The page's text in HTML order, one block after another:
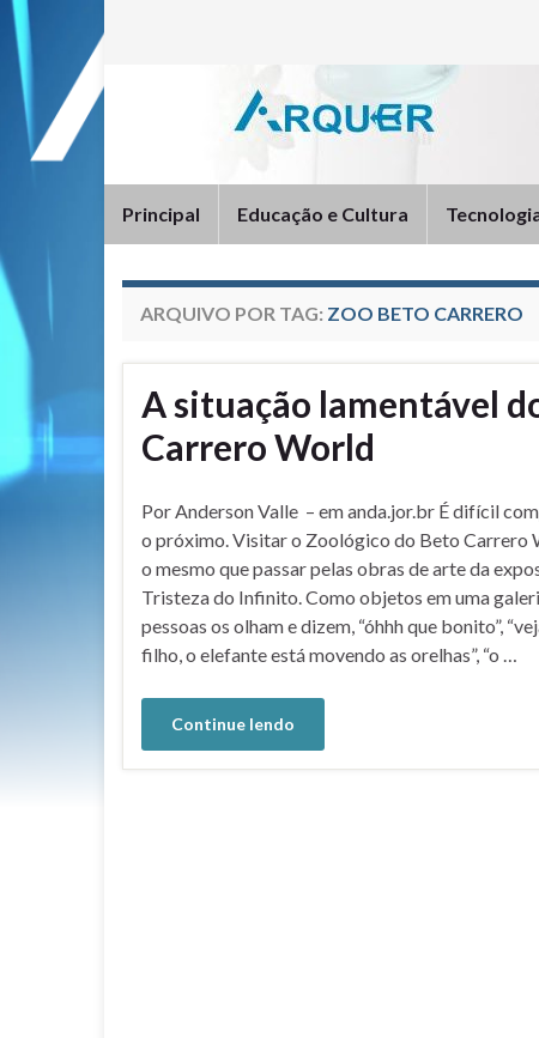
Principal Educação e Cultura
ARQUIVO POR TAG: ZOO BETO CARRERO
A situação lamentável
Carrero World
Por Anderson Valle – em anda.jor.br É difícil
o próximo. Visitar o Zoológico do Beto Carrero
o mesmo que passar pelas obras de arte da
Tristeza do Infinito. Como objetos em uma
pessoas os olham e dizem, “óhhh que bonito”,
filho, o elefante está movendo as orelhas”, “o …
Continue lendo